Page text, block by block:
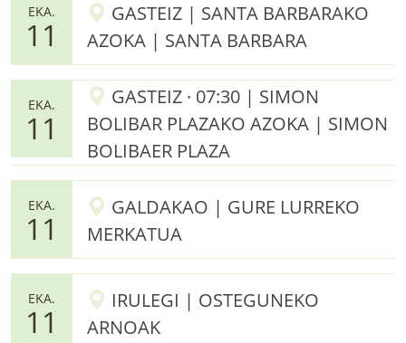
EKA.
11
GASTEIZ | SANTA BARBARAKO
AZOKA | SANTA BARBARA
EKA.
11
GASTEIZ · 07:30 | SIMON
BOLIBAR PLAZAKO AZOKA | SIMON
BOLIBAER PLAZA
EKA.
11
GALDAKAO | GURE LURREKO
MERKATUA
EKA.
11
IRULEGI | OSTEGUNEKO
ARNOAK